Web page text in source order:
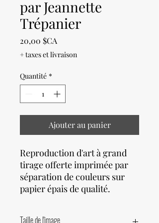
par Jeannette
Trépanier
20,00 $CA
+ taxes et livraison
Quantité *
Ajouter au panier
Reproduction d'art à grand
tirage offerte imprimée par
séparation de couleurs sur
papier épais de qualité.
Taille de l'image